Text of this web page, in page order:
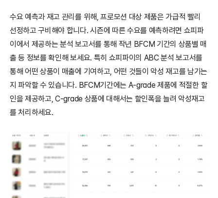
수요 예측과 재고 관리를 위해, 프로모션 대상 제품은 가급적 빨리
선정하고 구비해야 합니다. 시즌에 따른 수요를 예측하려면 쇼피파
이에서 제공하는 분석 보고서를 통해 작년 BFCM 기간의 상품별 매
출 등 정보를 확인해 보세요. 특히 쇼피파이의 ABC 분석 보고서를
통해 어떤 상품이 매출에 기여하고, 어떤 것들이 악성 재고를 남기는
지 파악할 수 있습니다. BFCM기간에는 A-grade 제품에 적절한 할
인을 제공하고, C-grade 상품에 대해서는 할인폭을 늘려 악성재고
를 처리하세요.